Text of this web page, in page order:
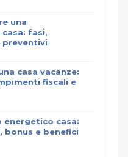
una
fasi,
casa vacanze:
fiscali e
casa:
bonus e benefici